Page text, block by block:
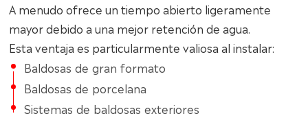
A menudo ofrece un tiempo abierto ligeramente
mayor debido a una mejor retención de agua.
Esta ventaja es particularmente valiosa al instalar:
Baldosas de gran formato
Baldosas de porcelana
Sistemas de baldosas exteriores